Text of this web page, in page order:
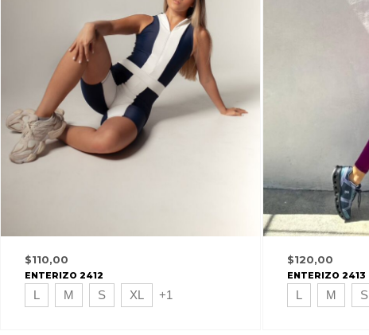
$110,00
ENTERIZO 2412
L M S XL +1
$120,00
ENTERIZO 2413
L M S